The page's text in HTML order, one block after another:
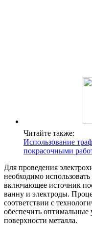
Читайте также:
Использование
покрасочными
Для проведения
необходимо
включающее источник
ванну и электроды.
соответствии с
обеспечить оптимальные
поверхности металла.